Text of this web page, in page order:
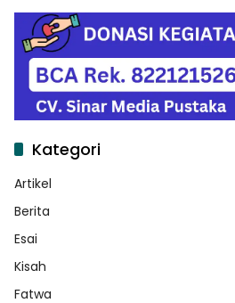
Kategori
Artikel
Berita
Esai
Kisah
Fatwa